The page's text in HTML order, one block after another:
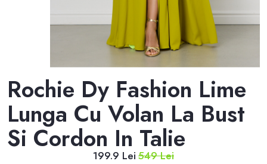
Rochie Dy Fashion Lime
Lunga Cu Volan La Bust
Si Cordon In Talie
199.9 Lei 549 Lei